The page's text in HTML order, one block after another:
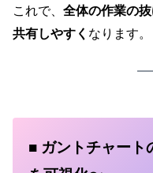
これで、 全体の作業の
共有しやすく なります。
■ ガントチャート